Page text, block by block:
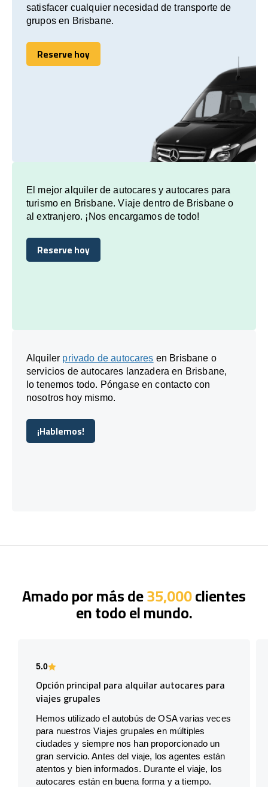
satisfacer cualquier necesidad de transporte de
grupos en Brisbane.
Reserve hoy
Reserve hoy
El mejor alquiler de autocares y autocares para
turismo en Brisbane. Viaje dentro de Brisbane o
al extranjero. ¡Nos encargamos de todo!
Reserve hoy
Reserve hoy
Alquiler privado de autocares en Brisbane o
servicios de autocares lanzadera en Brisbane,
lo tenemos todo. Póngase en contacto con
nosotros hoy mismo.
¡Hablemos!
¡Hablemos!
Amado por más de35,000clientes
en todo el mundo.
5.0
Opción principal para alquilar autocares para
viajes grupales
Hemos utilizado el autobús de OSA varias veces
para nuestros Viajes grupales en múltiples
ciudades y siempre nos han proporcionado un
gran servicio. Antes del viaje, los agentes están
atentos y bien informados. Durante el viaje, los
autocares están en buena forma y a tiempo.